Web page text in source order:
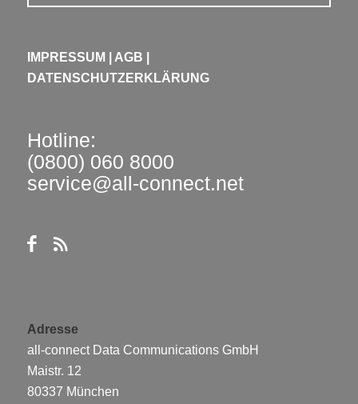
IMPRESSUM AGB
DATENSCHUTZERKLÄRUNG
Hotline:
(0800) 060 8000
service@all-connect.net
Adresse
all-connect Data Communications GmbH
Maistr. 12
80337 München